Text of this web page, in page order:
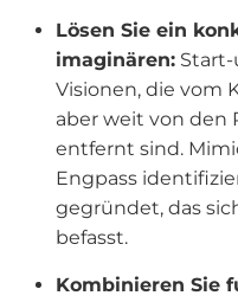
Lösen Sie ein
imaginären:
Visionen, die vom
aber weit von den
entfernt sind.
Engpass
gegründet, das
befasst.
Kombinieren Sie